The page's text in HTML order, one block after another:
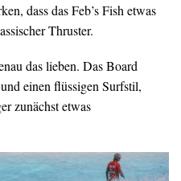
dass das Feb’s Fish etwas
Thruster.
das lieben. Das Board
einen flüssigen Surfstil,
zunächst etwas